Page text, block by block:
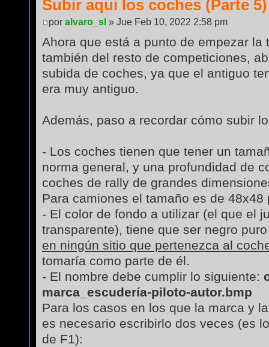
Subir aqui los coches (Parte 5)
por alvaro_sl » Jue Feb 10, 2022 2:58 pm
Ahora que está a punto de empezar la
también del resto de competiciones,
subida de coches, ya que el antiguo
era muy antiguo.
Además, paso a recordar cómo subir
- Los coches tienen que tener un
norma general, y una profundidad de
coches de rally de grandes
Para camiones el tamaño es de 48x48
- El color de fondo a utilizar (el que el
transparente), tiene que ser negro
en ningún sitio que pertenezca al
tomaría como parte de él.
- El nombre debe cumplir lo siguiente:
marca_escudería-piloto-autor.bmp
Para los casos en los que la marca y
es necesario escribirlo dos veces (es
de F1):